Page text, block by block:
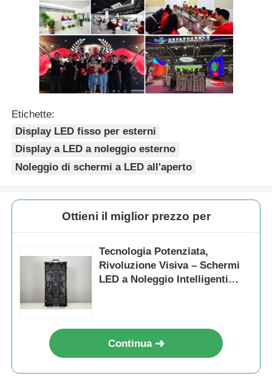
Etichette:
Display LED fisso per esterni
Display a LED a noleggio esterno
Noleggio di schermi a LED all'aperto
Ottieni il miglior prezzo per
Tecnologia Potenziata,
Rivoluzione Visiva – Schermi
LED a Noleggio Intelligenti
Continua